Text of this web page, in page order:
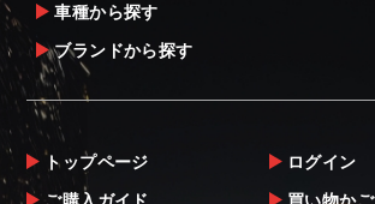
車種から探す
ブランドから探す
トップページ
ログイン